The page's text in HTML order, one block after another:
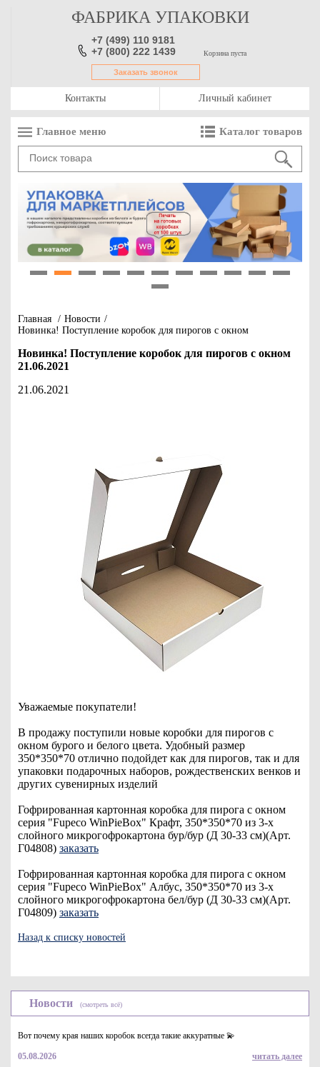
ФАБРИКА УПАКОВКИ
+7 (499) 110 9181
+7 (800) 222 1439
Заказать звонок
Корзина пуста
Контакты Личный кабинет
Главное меню Каталог товаров
Главная / Новости /
Новинка! Поступление коробок для пирогов с окном
Новинка! Поступление коробок для пирогов с окном
21.06.2021
21.06.2021
Уважаемые покупатели!
В продажу поступили новые коробки для пирогов с
окном бурого и белого цвета. Удобный размер
350*350*70 отлично подойдет как для пирогов, так и для
упаковки подарочных наборов, рождественских венков и
других сувенирных изделий
Гофрированная картонная коробка для пирога с окном
серия "Fupeco WinPieBox" Крафт, 350*350*70 из 3-х
слойного микрогофрокартона бур/бур (Д 30-33 см)(Арт.
Г04808) заказать
Гофрированная картонная коробка для пирога с окном
серия "Fupeco WinPieBox" Албус, 350*350*70 из 3-х
слойного микрогофрокартона бел/бур (Д 30-33 см)(Арт.
Г04809) заказать
Назад к списку новостей
Новости (смотреть всё)
Вот почему края наших коробок всегда такие аккуратные 💫
05.08.2026
читать далее